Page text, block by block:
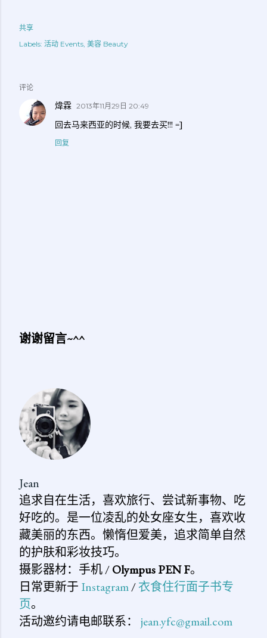
共享
Labels: 活动 Events 美容 Beauty
评论
煒霖 2013年11月29日 20:49
回去马来西亚的时候, 我要去买!!! =]
回复
论
谢谢留言~^^
Jean
追求自在生活，喜欢旅行、尝试新事物、吃
好吃的。是一位凌乱的处女座女生，喜欢收
藏美丽的东西。懒惰但爱美，追求简单自然
的护肤和彩妆技巧。
摄影器材：手机 /Olympus PEN F。
日常更新于 Instagram/衣食住行面子书专
页。
活动邀约请电邮联系： jean.yfc@gmail.com